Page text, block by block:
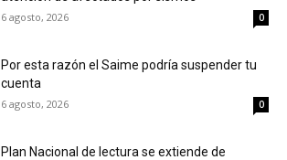
6 agosto, 2026 0
Por esta razón el Saime podría suspender tu
cuenta
6 agosto, 2026 0
Plan Nacional de lectura se extiende de